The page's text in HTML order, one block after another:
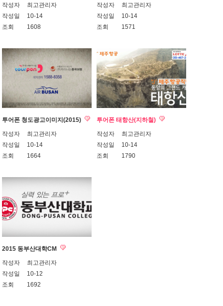
작성자
최고관리자
작성일
10-14
조회
1608
작성자
최고관리자
작성일
10-14
조회
1571
투어폰 청도광고이미지(2015)
작성자
최고관리자
작성일
10-14
조회
1664
투어폰 태항산(지하철)
작성자
최고관리자
작성일
10-14
조회
1790
2015 동부산대학CM
작성자
최고관리자
작성일
10-12
조회
1692